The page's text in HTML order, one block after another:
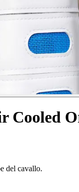
Cooled
del cavallo.